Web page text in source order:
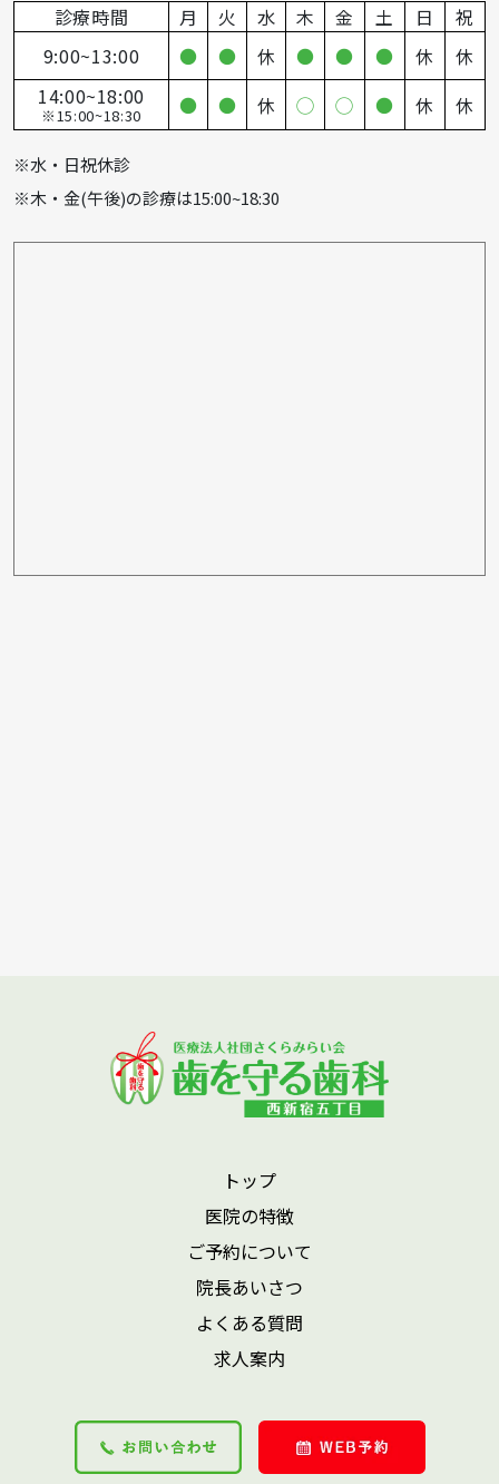
診療時間 月 火 水 木 金 土 日
祝
9:00~13:00
● ● 休 ● ● ● 休
休
14:00~18:00
※15:00~18:30 ● ● 休 ◯ ◯ ● 休 休
※水・日祝休診
※木・金(午後)の診療は15:00~18:30
トップ
医院の特徴
ご予約について
院長あいさつ
よくある質問
求人案内